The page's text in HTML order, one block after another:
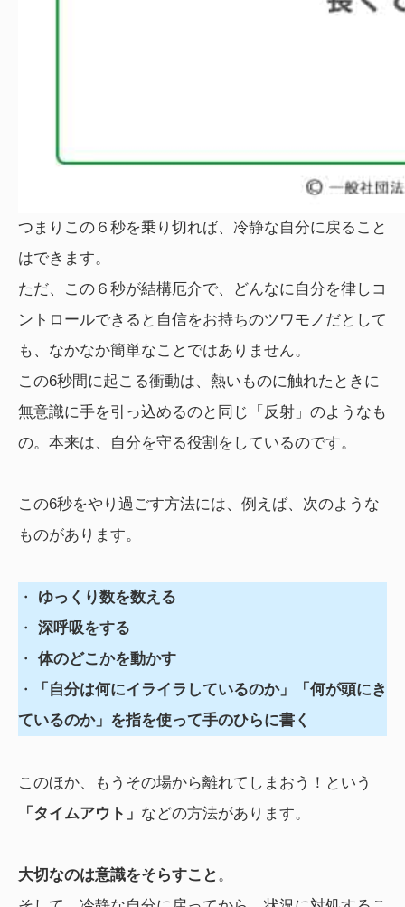
つまりこの６秒を乗り切れば、冷静な自分に戻ること
はできます。
ただ、この６秒が結構厄介で、どんなに自分を律しコ
ントロールできると自信をお持ちのツワモノだとして
も、なかなか簡単なことではありません。
この6秒間に起こる衝動は、熱いものに触れたときに
無意識に手を引っ込めるのと同じ「反射」のようなも
の。本来は、自分を守る役割をしているのです。
この6秒をやり過ごす方法には、例えば、次のような
ものがあります。
・ ゆっくり数を数える
・ 深呼吸をする
・ 体のどこかを動かす
・
「自分は何にイライラしているのか」「何が頭にき
ているのか」を指を使って手のひらに書く
このほか、もうその場から離れてしまおう！という
「タイムアウト」 などの方法があります。
大切なのは意識をそらすこと 。